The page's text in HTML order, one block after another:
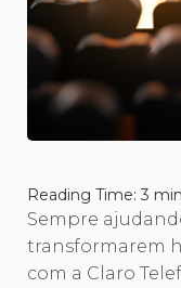
Reading Time: 3
Sempre
transformarem
com a Claro